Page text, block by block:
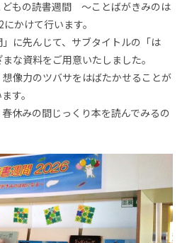
どもの読書週間 ～ことばがきみのは
かけて行います。
に先んじて、サブタイトルの「は
な資料をご用意いたしました。
像力のツバサをはばたかせることが
す。
休みの間じっくり本を読んでみるの